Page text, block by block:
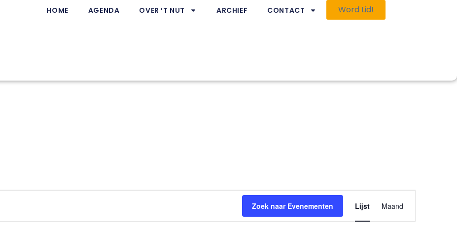
HOME AGENDA OVER ’T NUT ARCHIEF CONTACT Word Lid!
Zoek naar Evenementen
weergaven
Lijst Maand